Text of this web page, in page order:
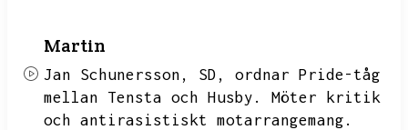
Martin
Jan Schunersson, SD,
ordnar Pride-tåg
mellan Tensta och Husby.
Möter kritik
och antirasistiskt motarrangemang.